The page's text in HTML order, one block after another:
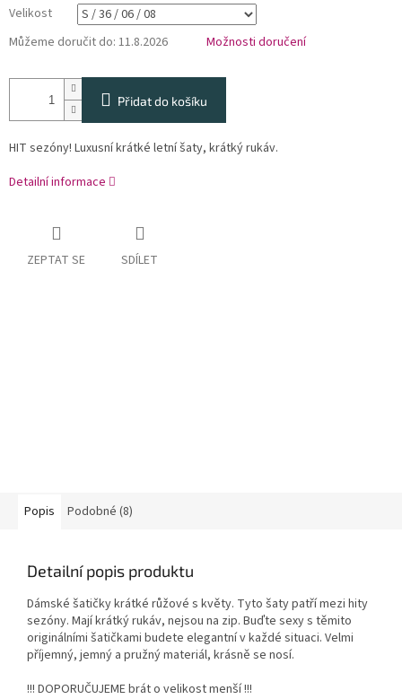
Velikost
Můžeme doručit do: 11.8.2026 Možnosti doručení
Přidat do košíku
HIT sezóny! Luxusní krátké letní šaty, krátký rukáv.
Detailní informace
ZEPTAT SE SDÍLET
Popis Podobné (8)
Detailní popis produktu
Dámské šatičky krátké růžové s květy. Tyto šaty patří mezi hity
sezóny. Mají krátký rukáv, nejsou na zip. Buďte sexy s těmito
originálními šatičkami budete elegantní v každé situaci. Velmi
příjemný, jemný a pružný materiál, krásně se nosí.
!!! DOPORUČUJEME brát o velikost menší !!!